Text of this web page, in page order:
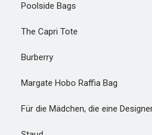
Poolside Bags
The Capri Tote
Burberry
Margate Hobo Raffia Bag
Für die Mädchen, die eine